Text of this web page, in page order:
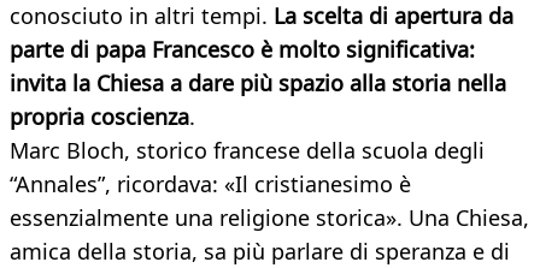
conosciuto in altri tempi. La scelta di apertura da
parte di papa Francesco è molto significativa:
invita la Chiesa a dare più spazio alla storia nella
propria coscienza.
Marc Bloch, storico francese della scuola degli
“Annales”, ricordava: «Il cristianesimo è
essenzialmente una religione storica». Una Chiesa,
amica della storia, sa più parlare di speranza e di